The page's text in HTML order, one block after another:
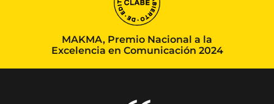
MAKMA, Premio Nacional a la
Excelencia en Comunicación 2024